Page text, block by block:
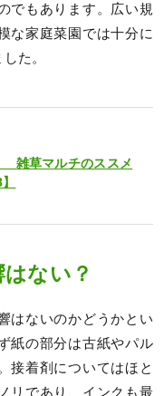
でもあります。広い規
な家庭菜園では十分に
た。
雑草マルチのススメ
ない？
はないのかどうかとい
紙の部分は古紙やパル
接着剤についてはほと
リであり、インクも最